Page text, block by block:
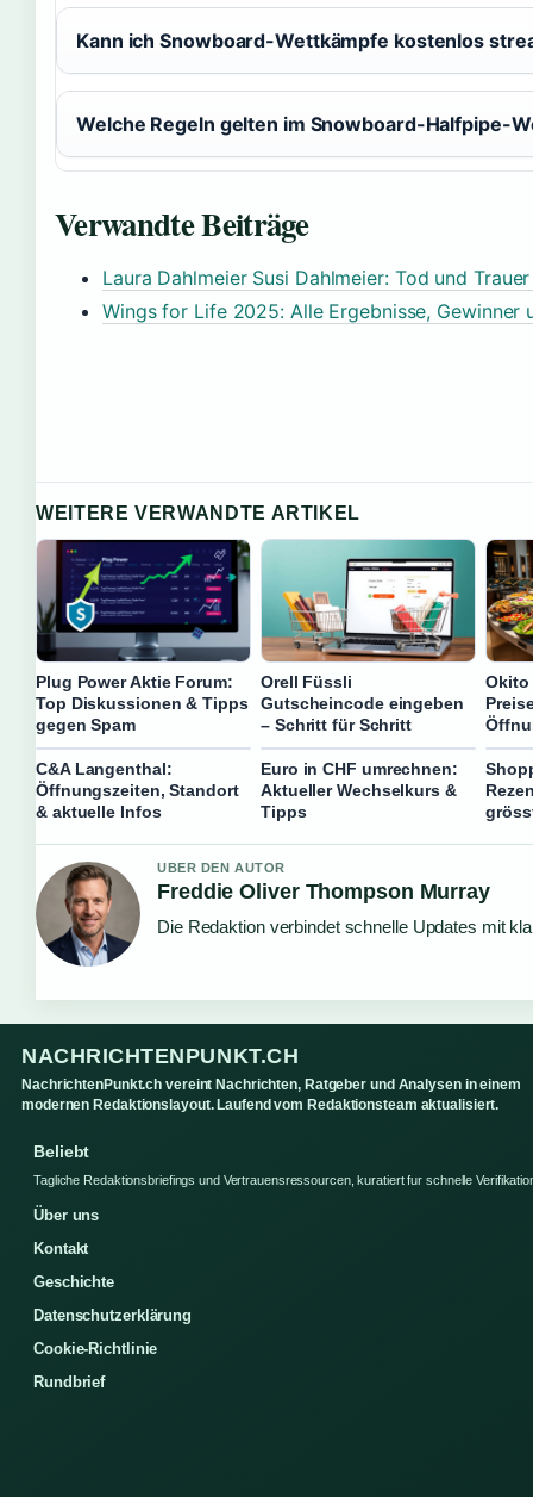
Kann ich Snowboard-Wettkämpfe kostenlos
Welche Regeln gelten im Snowboard-Halfpipe-
Verwandte Beiträge
Laura Dahlmeier Susi Dahlmeier: Tod und
Wings for Life 2025: Alle Ergebnisse, Gewinner
WEITERE VERWANDTE ARTIKEL
Plug Power Aktie Forum:
Top Diskussionen & Tipps
gegen Spam
Orell Füssli
Gutscheincode eingeben
– Schritt für Schritt
Okito
C&A Langenthal:
Öffnungszeiten, Standort
& aktuelle Infos
Euro in CHF umrechnen:
Aktueller Wechselkurs &
Tipps
UBER DEN AUTOR
Freddie Oliver Thompson Murray
Die Redaktion verbindet schnelle Updates mit
NACHRICHTENPUNKT.CH
NachrichtenPunkt.ch vereint Nachrichten, Ratgeber und Analysen in einem
modernen Redaktionslayout. Laufend vom Redaktionsteam aktualisiert.
Beliebt
Tagliche Redaktionsbriefings und Vertrauensressourcen, kuratiert fur schnelle
Über uns
Kontakt
Geschichte
Datenschutzerklärung
Cookie-Richtlinie
Rundbrief